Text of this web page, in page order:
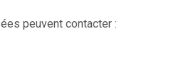
peuvent contacter :